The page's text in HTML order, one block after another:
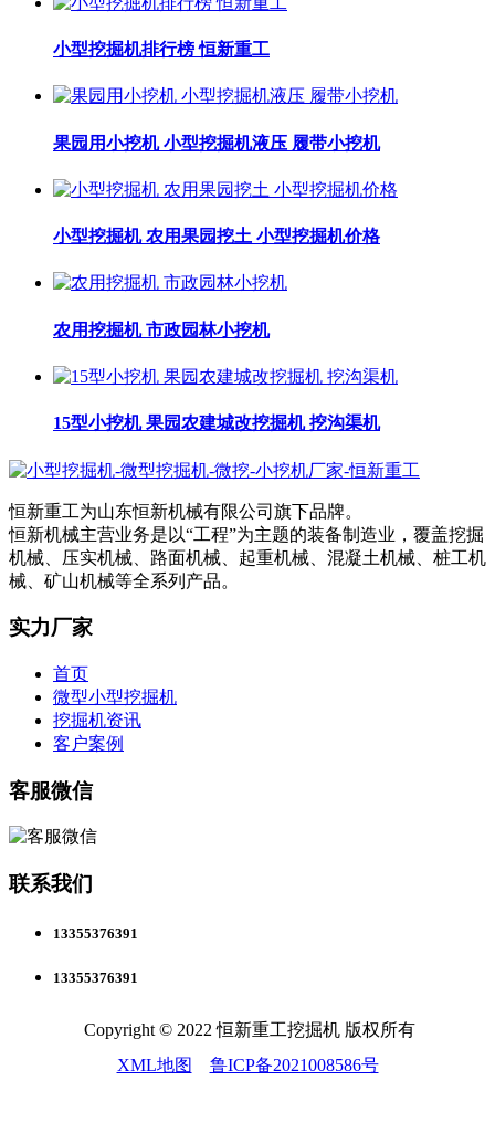
小型挖掘机排行榜 恒新重工
果园用小挖机 小型挖掘机液压 履带小挖机
小型挖掘机 农用果园挖土 小型挖掘机价格
农用挖掘机 市政园林小挖机
15型小挖机 果园农建城改挖掘机 挖沟渠机
恒新重工为山东恒新机械有限公司旗下品牌。
恒新机械主营业务是以“工程”为主题的装备制造业，覆盖挖掘
机械、压实机械、路面机械、起重机械、混凝土机械、桩工机
械、矿山机械等全系列产品。
实力厂家
首页
微型小型挖掘机
挖掘机资讯
客户案例
客服微信
联系我们
13355376391
13355376391
Copyright © 2022 恒新重工挖掘机 版权所有
XML地图
鲁ICP备2021008586号